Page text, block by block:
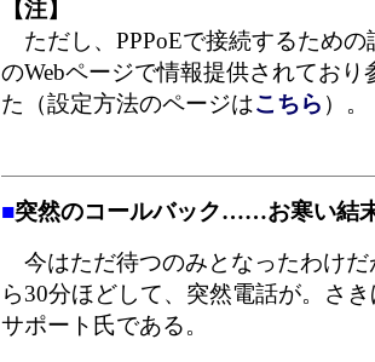
【注】
ただし、PPPoEで接続するための
のWebページで情報提供されてお
た（設定方法のページはこちら ）。
■突然のコールバック……お寒い結
今はただ待つのみとなったわけだ
ら30分ほどして、突然電話が。さ
サポート氏である。